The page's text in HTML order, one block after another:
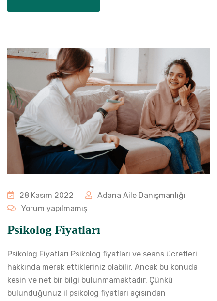
28 Kasım 2022
Adana Aile Danışmanlığı
Yorum yapılmamış
Psikolog Fiyatları
Psikolog Fiyatları Psikolog fiyatları ve seans ücretleri
hakkında merak ettikleriniz olabilir. Ancak bu konuda
kesin ve net bir bilgi bulunmamaktadır. Çünkü
bulunduğunuz il psikolog fiyatları açısından